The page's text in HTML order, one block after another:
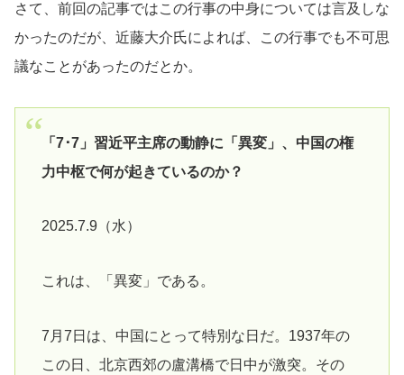
さて、前回の記事ではこの行事の中身については言及しな
かったのだが、近藤大介氏によれば、この行事でも不可思
議なことがあったのだとか。
「7･7」習近平主席の動静に「異変」、中国の権
力中枢で何が起きているのか？
2025.7.9（水）
これは、「異変」である。
7月7日は、中国にとって特別な日だ。1937年の
この日、北京西郊の盧溝橋で日中が激突。その